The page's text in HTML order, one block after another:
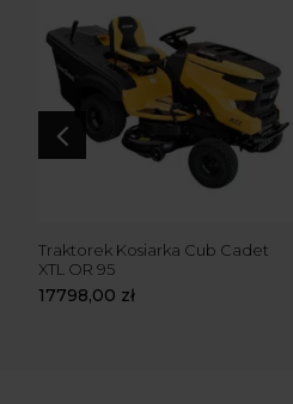
4
Traktorek Kosiarka Cub Cadet
XTL OR 95
17798,00 zł